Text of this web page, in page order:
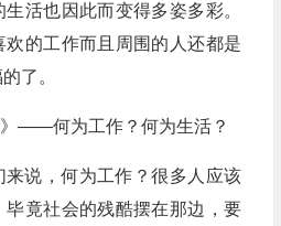
活也因此而变得多姿多彩。
的工作而且周围的人还都是
了。
来说，何为工作？很多人应该
竟社会的残酷摆在那边，要